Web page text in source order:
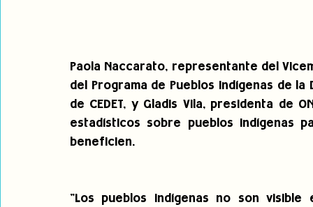
Paola Naccarato, representante del
del Programa de Pueblos Indígenas de
de CEDET, y Gladis Vila, presidenta de
estadísticos sobre pueblos indígenas
beneficien.
"Los pueblos indígenas no son